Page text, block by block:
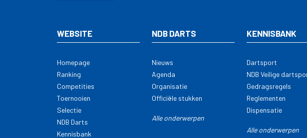
WEBSITE
Homepage
Ranking
Competities
Toernooien
Selectie
NDB Darts
Kennisbank
NDB DARTS
Nieuws
Agenda
Organisatie
Officiële stukken
Alle onderwerpen
KENNISBANK
Dartsport
NDB Veilige
Gedragsregels
Reglementen
Dispensatie
Alle onderwerpen